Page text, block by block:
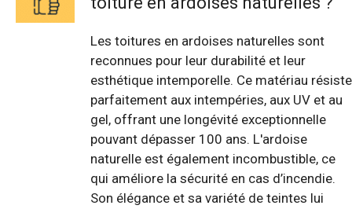
Les toitures en ardoises naturelles sont
reconnues pour leur durabilité et leur
esthétique intemporelle. Ce matériau résiste
parfaitement aux intempéries, aux UV et au
gel, offrant une longévité exceptionnelle
pouvant dépasser 100 ans. L'ardoise
naturelle est également incombustible, ce
qui améliore la sécurité en cas d’incendie.
Son élégance et sa variété de teintes lui